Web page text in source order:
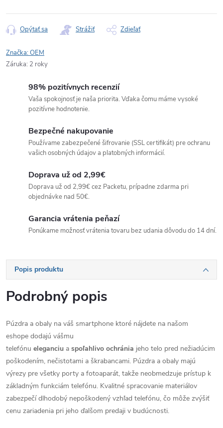
cena:
Opýtať sa Strážiť Zdieľať
Značka:OEM
Záruka: 2 roky
98% pozitívnych recenzií
Vaša spokojnosť je naša priorita. Vďaka čomu máme vysoké
pozitívne hodnotenie.
Bezpečné nakupovanie
Používame zabezpečené šifrovanie (SSL certifikát) pre ochranu
vašich osobných údajov a platobných informácií.
Doprava už od 2,99€
Doprava už od 2,99€ cez Packetu, prípadne zdarma pri
objednávke nad 50€.
Garancia vrátenia peňazí
Ponúkame možnosť vrátenia tovaru bez udania dôvodu do 14 dní.
Popis produktu
Podrobný popis
Púzdra a obaly na váš smartphone ktoré nájdete na našom
eshope dodajú vášmu
telefónu eleganciu a spoľahlivo ochránia jeho telo pred nežiadúcim
poškodením, nečistotami a škrabancami. Púzdra a obaly majú
výrezy pre všetky porty a fotoaparát, takže neobmedzuje prístup k
základným funkciám telefónu. Kvalitné spracovanie materiálov
zabezpečí dlhodobý nepoškodený vzhľad telefónu, čo môže zvýšiť
cenu zariadenia pri jeho ďalšom predaji v budúcnosti.